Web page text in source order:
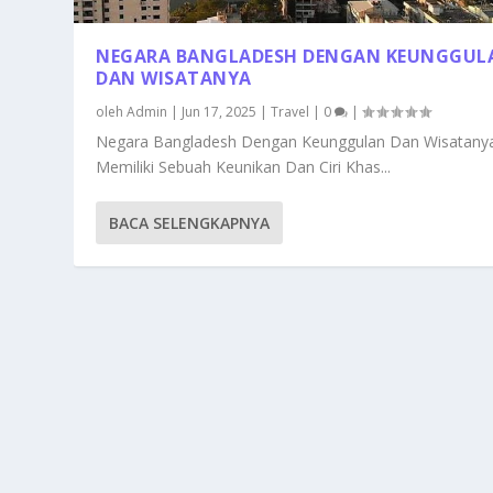
NEGARA BANGLADESH DENGAN
DAN WISATANYA
olehAdmin Jun 17, 2025 |Travel 0 |
Negara Bangladesh Dengan Keunggulan Dan
Memiliki Sebuah Keunikan Dan Ciri Khas...
BACA SELENGKAPNYA